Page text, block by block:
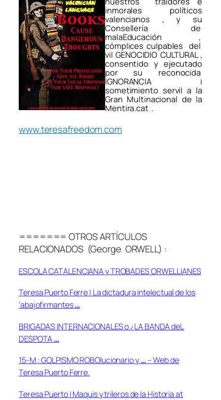
inmorales políticos
valencianos , y su
Consellería de
malaEducación ,
cómplices culpables del
vil GENOCIDIO CULTURAL ,
consentido y ejecutado
por su reconocida
IGNORANCIA i
sometimiento servil a la
Gran Multinacional de la
Mentira.cat .
www.teresafreedom.com
======= OTROS ARTÍCULOS
RELACIONADOS (George ORWELL) :
ESCOLA CATALENCIANA y TROBADES ORWELLIANES
Teresa Puerto Ferre | La dictadura intelectual de los
‘abajofirmantes…
BRIGADAS INTERNACIONALES o ¿LA BANDA deL
DESPOTA…
15-M : GOLPISMO ROBOlucionario y… – Web de
Teresa Puerto Ferre.
Teresa Puerto | Maquis y trileros de la Historia at